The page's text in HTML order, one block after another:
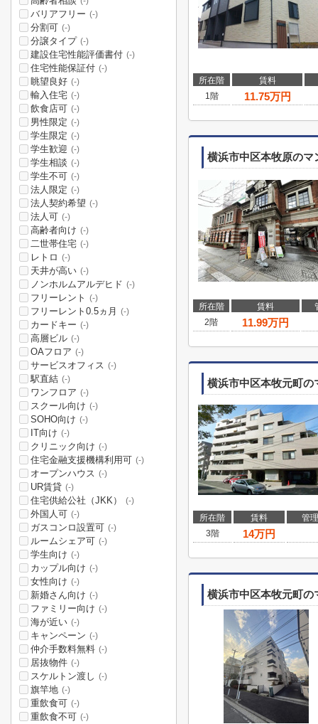
所在階
賃料
1階
11.75万円
横浜市中区本牧原のマ
所在階 賃料
2階
11.99万円
横浜市中区本牧元町の
所在階 賃料
管
3階
14万円
横浜市中区本牧元町の
バリアフリー (-)
分割可 (-)
分譲タイプ (-)
建設住宅性能評価書付 (-)
住宅性能保証付 (-)
眺望良好 (-)
輸入住宅 (-)
飲食店可 (-)
男性限定 (-)
学生限定 (-)
学生歓迎 (-)
学生相談 (-)
学生不可 (-)
法人限定 (-)
法人契約希望 (-)
法人可 (-)
高齢者向け (-)
二世帯住宅 (-)
レトロ (-)
天井が高い (-)
ノンホルムアルデヒド (-)
フリーレント (-)
フリーレント0.5ヵ月 (-)
カードキー (-)
高層ビル (-)
OAフロア (-)
サービスオフィス (-)
駅直結 (-)
ワンフロア (-)
スクール向け (-)
SOHO向け (-)
IT向け (-)
クリニック向け (-)
住宅金融支援機構利用可 (-)
オープンハウス (-)
UR賃貸 (-)
住宅供給公社（JKK） (-)
外国人可 (-)
ガスコンロ設置可 (-)
ルームシェア可 (-)
学生向け (-)
カップル向け (-)
女性向け (-)
新婚さん向け (-)
ファミリー向け (-)
海が近い (-)
キャンペーン (-)
仲介手数料無料 (-)
居抜物件 (-)
スケルトン渡し (-)
旗竿地 (-)
重飲食可 (-)
重飲食不可 (-)